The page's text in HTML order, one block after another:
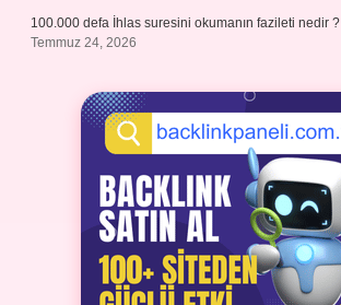
100.000 defa İhlas suresini okumanın fazileti nedir ?
Temmuz 24, 2026